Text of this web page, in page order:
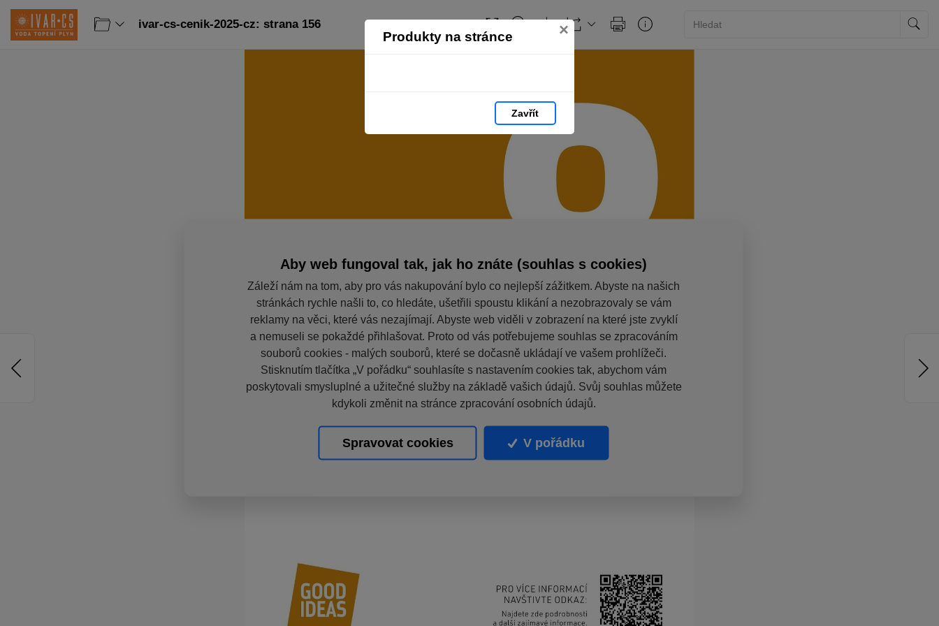
Produkty na stránce ×
Zavřít
ivar-cs-cenik-2025-cz: strana 156
Aby web fungoval tak, jak ho znáte (souhlas s cookies)
Záleží nám na tom, aby pro vás nakupování bylo co nejlepší zážitkem. Abyste na našich
stránkách rychle našli to, co hledáte, ušetřili spoustu klikání a nezobrazovaly se vám
reklamy na věci, které vás nezajímají. Abyste web viděli v zobrazení na které jste zvyklí
a nemuseli se pokaždé přihlašovat. Proto od vás potřebujeme souhlas se zpracováním
souborů cookies - malých souborů, které se dočasně ukládají ve vašem prohlížeči.
Stisknutím tlačítka „V pořádku“ souhlasíte s nastavením cookies tak, abychom vám
poskytovali smysluplné a užitečné služby na základě vašich údajů. Svůj souhlas můžete
kdykoli změnit na stránce zpracování osobních údajů.
Spravovat cookies V pořádku